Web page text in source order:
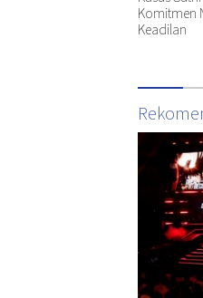
Komitmen
Keadilan